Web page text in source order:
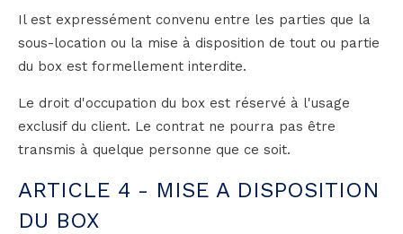
Il est expressément convenu entre les parties que la
sous-location ou la mise à disposition de tout ou partie
du box est formellement interdite.
Le droit d'occupation du box est réservé à l'usage
exclusif du client. Le contrat ne pourra pas être
transmis à quelque personne que ce soit.
ARTICLE 4 - MISE A DISPOSITION
DU BOX